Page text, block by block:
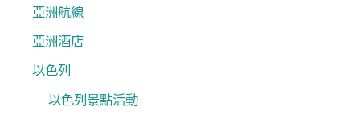
亞洲航線
亞洲酒店
以色列
以色列景點活動